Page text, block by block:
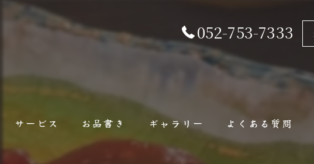
052-753-7333
サービス お品書き ギャラリー よくある質問